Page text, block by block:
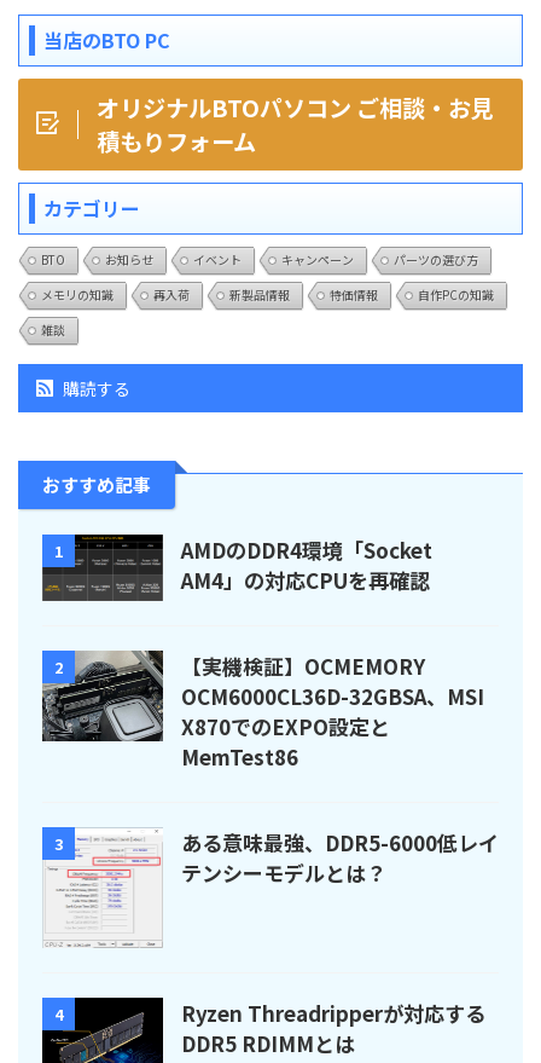
当店のBTO PC
オリジナルBTOパソコン ご相談・お見
積もりフォーム
カテゴリー
BTO お知らせ イベント キャンペーン
パーツの選び方
メモリの知識
再入荷 新製品情報 特価情報
自作PCの知識
雑談
購読する
おすすめ記事
1
AMDのDDR4環境「Socket
AM4」の対応CPUを再確認
2
【実機検証】OCMEMORY
OCM6000CL36D-32GBSA、MSI
X870でのEXPO設定と
MemTest86
3
ある意味最強、DDR5-6000低レイ
テンシーモデルとは？
4
Ryzen Threadripperが対応する
DDR5 RDIMMとは